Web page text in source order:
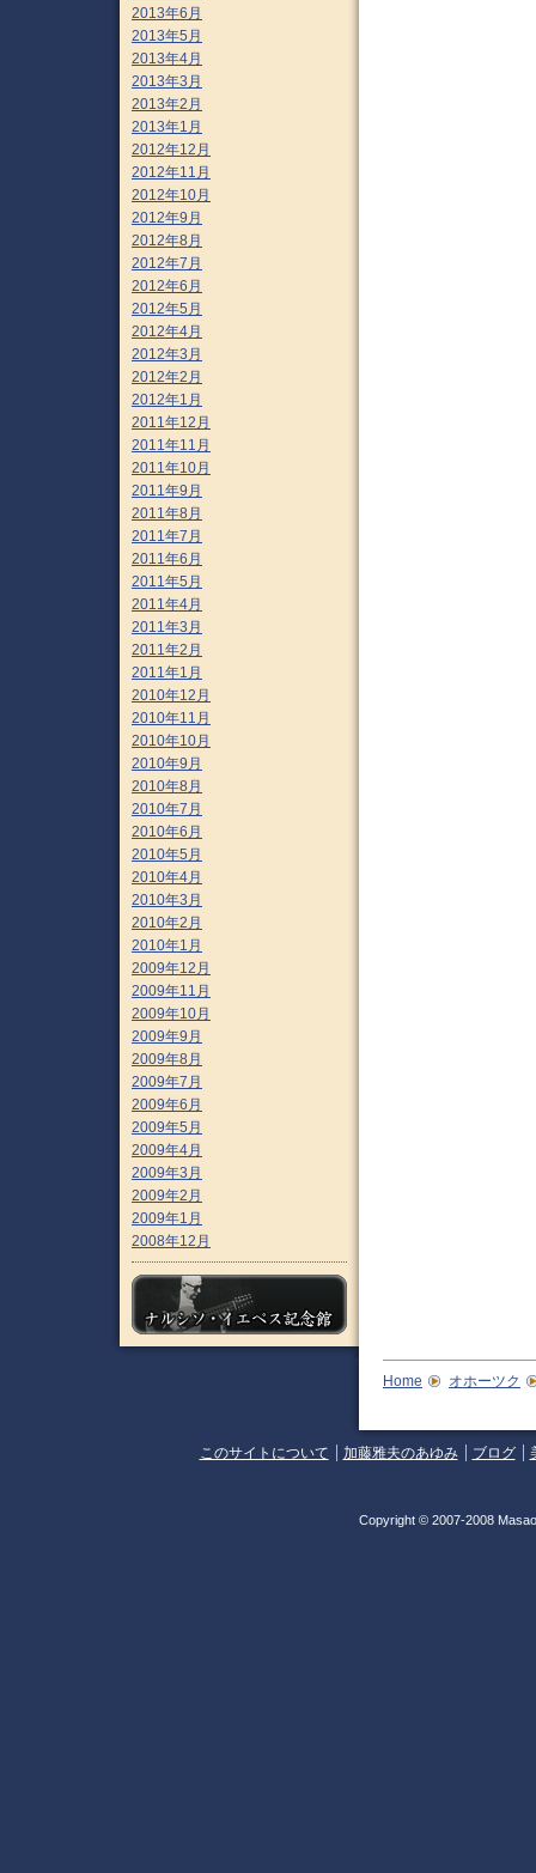
2013年6月
2013年5月
2013年4月
2013年3月
2013年2月
2013年1月
2012年12月
2012年11月
2012年10月
2012年9月
2012年8月
2012年7月
2012年6月
2012年5月
2012年4月
2012年3月
2012年2月
2012年1月
2011年12月
2011年11月
2011年10月
2011年9月
2011年8月
2011年7月
2011年6月
2011年5月
2011年4月
2011年3月
2011年2月
2011年1月
2010年12月
2010年11月
2010年10月
2010年9月
2010年8月
2010年7月
2010年6月
2010年5月
2010年4月
2010年3月
2010年2月
2010年1月
2009年12月
2009年11月
2009年10月
2009年9月
2009年8月
2009年7月
2009年6月
2009年5月
2009年4月
2009年3月
2009年2月
2009年1月
2008年12月
Home オホーツク
このサイトについて 加藤雅夫のあゆみ ブログ
Copyright © 2007-2008